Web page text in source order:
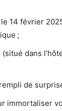
14 février
;
dans
de
immortaliser